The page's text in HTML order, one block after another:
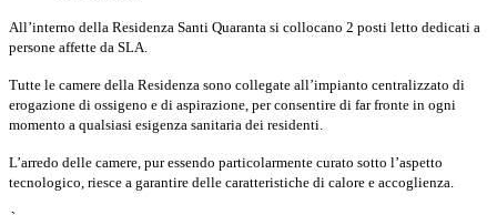
All’interno della Residenza Santi Quaranta si collocano 2 posti letto dedicati a
persone affette da SLA.
Tutte le camere della Residenza sono collegate all’impianto centralizzato di
erogazione di ossigeno e di aspirazione, per consentire di far fronte in ogni
momento a qualsiasi esigenza sanitaria dei residenti.
L’arredo delle camere, pur essendo particolarmente curato sotto l’aspetto
tecnologico, riesce a garantire delle caratteristiche di calore e accoglienza.